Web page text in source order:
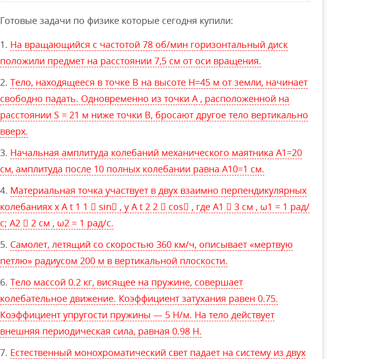
Готовые задачи по физике которые сегодня купили:
На вращающийся с частотой 78 об/мин горизонтальный диск
положили предмет на расстоянии 7,5 см от оси вращения.
Тело, находящееся в точке В на высоте Н=45 м от земли, начинает
свободно падать. Одновременно из точки А , расположенной на
расстоянии S = 21 м ниже точки В, бросают другое тело вертикально
вверх.
Начальная амплитуда колебаний механического маятника А1=20
см, амплитуда после 10 полных колебании равна А10=1 см.
Материальная точка участвует в двух взаимно перпендикулярных
колебаниях x A t 1 1  sin , y A t 2 2  cos , где A1  3 см , ω1 = 1 рад/
с; A2  2 см , ω2 = 1 рад/с.
Самолет, летящий со скоростью 360 км/ч, описывает «мертвую
петлю» радиусом 200 м в вертикальной плоскости.
Тело массой 0.2 кг, висящее на пружине, совершает
колебательное движение. Коэффициент затухания равен 0.75.
Коэффициент упругости пружины — 5 Н/м. На тело действует
внешняя периодическая сила, равная 0.98 Н.
Естественный монохроматический свет падает на систему из двух